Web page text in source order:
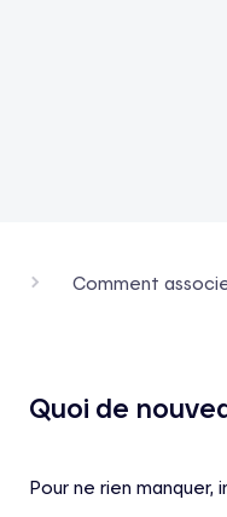
Comment
Quoi de
Pour ne rien